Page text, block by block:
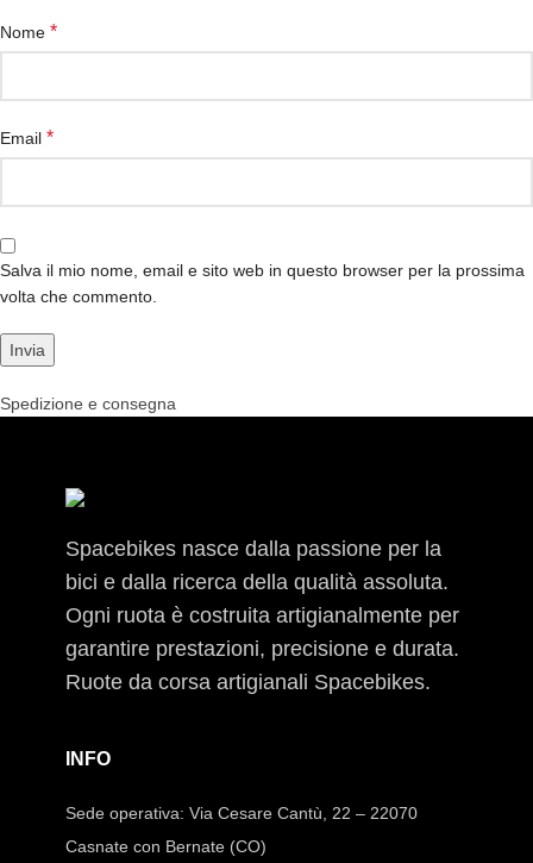
Nome *
Email *
Salva il mio nome, email e sito web in questo browser per la prossima
volta che commento.
Spedizione e consegna
Spacebikes nasce dalla passione per la
bici e dalla ricerca della qualità assoluta.
Ogni ruota è costruita artigianalmente per
garantire prestazioni, precisione e durata.
Ruote da corsa artigianali Spacebikes.
INFO
Sede operativa: Via Cesare Cantù, 22 – 22070
Casnate con Bernate (CO)